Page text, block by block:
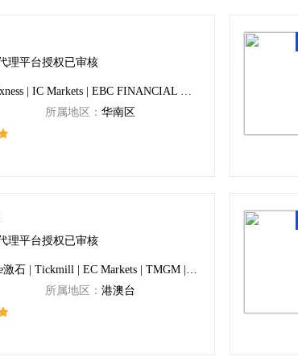
LMAX
XM Blackwell Global
Traders Trust NCE
TMGM | Exness | IC Markets | EBC FINANCIAL GROUP LIMITED
所属地区： 华南区
Pepperstone激石 | Tickmill | EC Markets | TMGM | EBC FINANCIAL GROUP LIMITED
所属地区： 港澳台